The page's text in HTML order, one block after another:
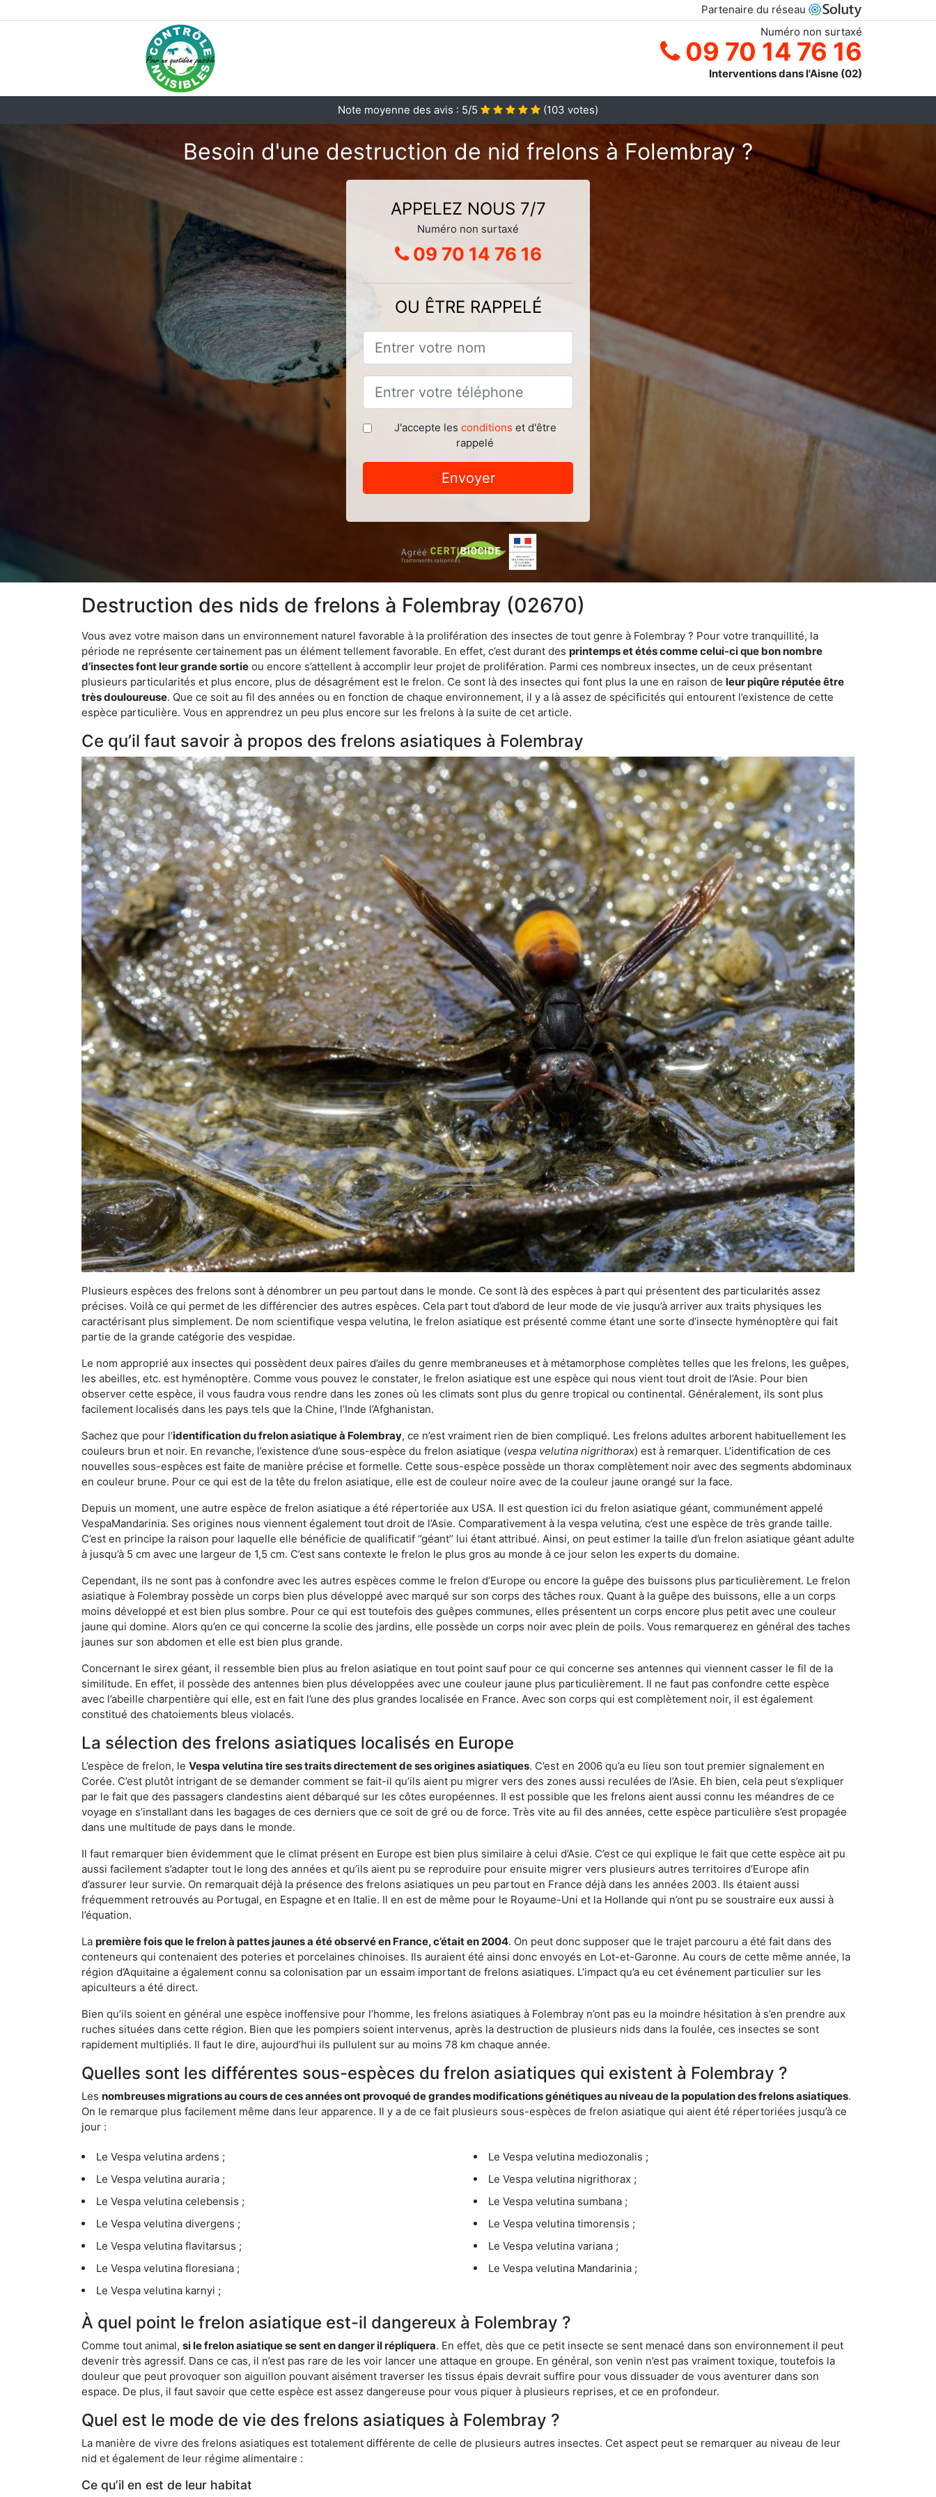
Partenaire du réseau
Numéro non surtaxé
09 70 14 76 16
Interventions dans l'Aisne (02)
Note moyenne des avis : 5/5 (103 votes)
Besoin d'une destruction de nid frelons à Folembray ?
APPELEZ NOUS 7/7
Numéro non surtaxé
09 70 14 76 16
OU ÊTRE RAPPELÉ
J'accepte les conditions et d'être
rappelé
Envoyer
Destruction des nids de frelons à Folembray (02670)
Vous avez votre maison dans un environnement naturel favorable à la prolifération des insectes de tout genre à Folembray ? Pour votre tranquillité, la
période ne représente certainement pas un élément tellement favorable. En effet, c’est durant des printemps et étés comme celui-ci que bon nombre
d’insectes font leur grande sortie ou encore s’attellent à accomplir leur projet de prolifération. Parmi ces nombreux insectes, un de ceux présentant
plusieurs particularités et plus encore, plus de désagrément est le frelon. Ce sont là des insectes qui font plus la une en raison de leur piqûre réputée être
très douloureuse. Que ce soit au fil des années ou en fonction de chaque environnement, il y a là assez de spécificités qui entourent l’existence de cette
espèce particulière. Vous en apprendrez un peu plus encore sur les frelons à la suite de cet article.
Ce qu’il faut savoir à propos des frelons asiatiques à Folembray
Plusieurs espèces des frelons sont à dénombrer un peu partout dans le monde. Ce sont là des espèces à part qui présentent des particularités assez
précises. Voilà ce qui permet de les différencier des autres espèces. Cela part tout d’abord de leur mode de vie jusqu’à arriver aux traits physiques les
caractérisant plus simplement. De nom scientifique vespa velutina, le frelon asiatique est présenté comme étant une sorte d’insecte hyménoptère qui fait
partie de la grande catégorie des vespidae.
Le nom approprié aux insectes qui possèdent deux paires d’ailes du genre membraneuses et à métamorphose complètes telles que les frelons, les guêpes,
les abeilles, etc. est hyménoptère. Comme vous pouvez le constater, le frelon asiatique est une espèce qui nous vient tout droit de l’Asie. Pour bien
observer cette espèce, il vous faudra vous rendre dans les zones où les climats sont plus du genre tropical ou continental. Généralement, ils sont plus
facilement localisés dans les pays tels que la Chine, l’Inde l’Afghanistan.
Sachez que pour l’identification du frelon asiatiqueà Folembray, ce n’est vraiment rien de bien compliqué. Les frelons adultes arborent habituellement les
couleurs brun et noir. En revanche, l’existence d’une sous-espèce du frelon asiatique (vespa velutina nigrithorax) est à remarquer. L’identification de ces
nouvelles sous-espèces est faite de manière précise et formelle. Cette sous-espèce possède un thorax complètement noir avec des segments abdominaux
en couleur brune. Pour ce qui est de la tête du frelon asiatique, elle est de couleur noire avec de la couleur jaune orangé sur la face.
Depuis un moment, une autre espèce de frelon asiatique a été répertoriée aux USA. Il est question ici du frelon asiatique géant, communément appelé
VespaMandarinia. Ses origines nous viennent également tout droit de l’Asie. Comparativement à la vespa velutina, c’est une espèce de très grande taille.
C’est en principe la raison pour laquelle elle bénéficie de qualificatif ‘’géant’’ lui étant attribué. Ainsi, on peut estimer la taille d’un frelon asiatique géant adulte
à jusqu’à 5 cm avec une largeur de 1,5 cm. C’est sans contexte le frelon le plus gros au monde à ce jour selon les experts du domaine.
Cependant, ils ne sont pas à confondre avec les autres espèces comme le frelon d’Europe ou encore la guêpe des buissons plus particulièrement. Le frelon
asiatique à Folembray possède un corps bien plus développé avec marqué sur son corps des tâches roux. Quant à la guêpe des buissons, elle a un corps
moins développé et est bien plus sombre. Pour ce qui est toutefois des guêpes communes, elles présentent un corps encore plus petit avec une couleur
jaune qui domine. Alors qu’en ce qui concerne la scolie des jardins, elle possède un corps noir avec plein de poils. Vous remarquerez en général des taches
jaunes sur son abdomen et elle est bien plus grande.
Concernant le sirex géant, il ressemble bien plus au frelon asiatique en tout point sauf pour ce qui concerne ses antennes qui viennent casser le fil de la
similitude. En effet, il possède des antennes bien plus développées avec une couleur jaune plus particulièrement. Il ne faut pas confondre cette espèce
avec l’abeille charpentière qui elle, est en fait l’une des plus grandes localisée en France. Avec son corps qui est complètement noir, il est également
constitué des chatoiements bleus violacés.
La sélection des frelons asiatiques localisés en Europe
L’espèce de frelon, le Vespa velutina tire ses traits directement de ses origines asiatiques. C’est en 2006 qu’a eu lieu son tout premier signalement en
Corée. C’est plutôt intrigant de se demander comment se fait-il qu’ils aient pu migrer vers des zones aussi reculées de l’Asie. Eh bien, cela peut s’expliquer
par le fait que des passagers clandestins aient débarqué sur les côtes européennes. Il est possible que les frelons aient aussi connu les méandres de ce
voyage en s’installant dans les bagages de ces derniers que ce soit de gré ou de force. Très vite au fil des années, cette espèce particulière s’est propagée
dans une multitude de pays dans le monde.
Il faut remarquer bien évidemment que le climat présent en Europe est bien plus similaire à celui d’Asie. C’est ce qui explique le fait que cette espèce ait pu
aussi facilement s’adapter tout le long des années et qu’ils aient pu se reproduire pour ensuite migrer vers plusieurs autres territoires d’Europe afin
d’assurer leur survie. On remarquait déjà la présence des frelons asiatiques un peu partout en France déjà dans les années 2003. Ils étaient aussi
fréquemment retrouvés au Portugal, en Espagne et en Italie. Il en est de même pour le Royaume-Uni et la Hollande qui n’ont pu se soustraire eux aussi à
l’équation.
La première fois que le frelon à pattes jaunes a été observé en France, c’était en 2004. On peut donc supposer que le trajet parcouru a été fait dans des
conteneurs qui contenaient des poteries et porcelaines chinoises. Ils auraient été ainsi donc envoyés en Lot-et-Garonne. Au cours de cette même année, la
région d’Aquitaine a également connu sa colonisation par un essaim important de frelons asiatiques. L’impact qu’a eu cet événement particulier sur les
apiculteurs a été direct.
Bien qu’ils soient en général une espèce inoffensive pour l’homme, les frelons asiatiques à Folembray n’ont pas eu la moindre hésitation à s’en prendre aux
ruches situées dans cette région. Bien que les pompiers soient intervenus, après la destruction de plusieurs nids dans la foulée, ces insectes se sont
rapidement multipliés. Il faut le dire, aujourd’hui ils pullulent sur au moins 78 km chaque année.
Quelles sont les différentes sous-espèces du frelon asiatiques qui existent à Folembray ?
Les nombreuses migrations au cours de ces années ont provoqué de grandes modifications génétiques au niveau de la population des frelons asiatiques.
On le remarque plus facilement même dans leur apparence. Il y a de ce fait plusieurs sous-espèces de frelon asiatique qui aient été répertoriées jusqu’à ce
jour :
Le Vespa velutina ardens ;
Le Vespa velutina auraria ;
Le Vespa velutina celebensis ;
Le Vespa velutina divergens ;
Le Vespa velutina flavitarsus ;
Le Vespa velutina floresiana ;
Le Vespa velutina karnyi ;
Le Vespa velutina mediozonalis ;
Le Vespa velutina nigrithorax ;
Le Vespa velutina sumbana ;
Le Vespa velutina timorensis ;
Le Vespa velutina variana ;
Le Vespa velutina Mandarinia ;
À quel point le frelon asiatique est-il dangereux à Folembray ?
Comme tout animal, si le frelon asiatique se sent en danger il répliquera. En effet, dès que ce petit insecte se sent menacé dans son environnement il peut
devenir très agressif. Dans ce cas, il n’est pas rare de les voir lancer une attaque en groupe. En général, son venin n’est pas vraiment toxique, toutefois la
douleur que peut provoquer son aiguillon pouvant aisément traverser les tissus épais devrait suffire pour vous dissuader de vous aventurer dans son
espace. De plus, il faut savoir que cette espèce est assez dangereuse pour vous piquer à plusieurs reprises, et ce en profondeur.
Quel est le mode de vie des frelons asiatiques à Folembray ?
La manière de vivre des frelons asiatiques est totalement différente de celle de plusieurs autres insectes. Cet aspect peut se remarquer au niveau de leur
nid et également de leur régime alimentaire :
Ce qu’il en est de leur habitat